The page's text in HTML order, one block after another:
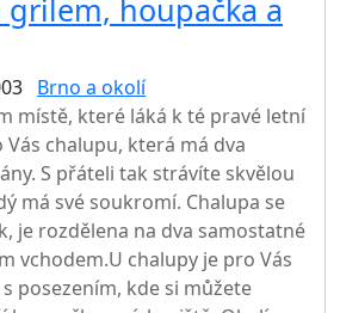
grilem, houpačka a
Brno a okolí
místě, které láká k té pravé letní
chalupu, která má dva
S přáteli tak strávíte skvělou
má své soukromí. Chalupa se
je rozdělena na dva samostatné
vchodem.U chalupy je pro Vás
posezením, kde si můžete